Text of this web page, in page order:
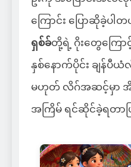
ကြောင်း ပြောဆိုခဲ့ပါ
ရှစ်ခ်တို့ရဲ့ ဂိုးတွေကြော
နှစ်နောက်ပိုင်း ချန်ပီ
မဟုတ် လိဂ်အဆင့်မှာ အိ
အကြိမ် ရင်ဆိုင်ခဲ့ရတာဖ